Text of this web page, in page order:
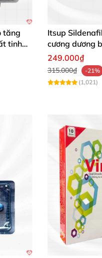
sức khỏe tổng thể,
thể, tăng cường năng
sinh lực phái mạnh
tăng
tinh
Itsup
cương dương
249.000₫
315.000₫
-21%
(1,021)